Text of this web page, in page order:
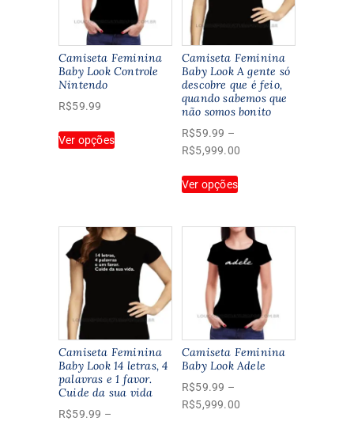
Camiseta Feminina
Baby Look Controle
Nintendo
R$59.99
Ver opçõesproduto
opções
ser
escolhidas
página
do
produto
Camiseta Feminina
Baby Look A gente só
descobre que é feio,
quando sabemos que
não somos bonito
R$59.99 –
R$5,999.00
R$5,999.00
Ver opçõesproduto
várias
variantes.
As
opções
podem
escolhidas
na
página
produto
Camiseta Feminina
Baby Look 14 letras, 4
palavras e 1 favor.
Cuide da sua vida
R$59.99 –
Camiseta Feminina
Baby Look Adele
R$59.99 –
R$5,999.00